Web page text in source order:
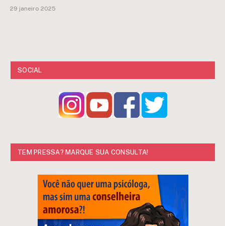
29 janeiro 2025
SOCIAL
TEM PRESSA? MARQUE SUA CONSULTA!